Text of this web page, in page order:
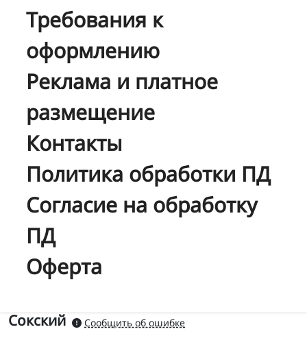
Требования к
оформлению
Реклама и платное
размещение
Контакты
Политика обработки ПД
Согласие на обработку
ПД
Оферта
Сокский Сообщить об ошибке